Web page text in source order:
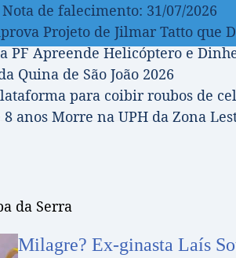
de falecimento: 31/07/2026
Projeto de Jilmar Tatto
PF Apreende Helicóptero e
Quina de São João 2026
para coibir roubos de
anos Morre na UPH da Zona
da Serra
Milagre? Ex-ginasta Laís